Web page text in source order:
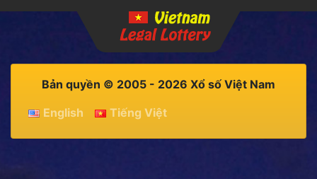
Bản quyền © 2005 - 2026 Xổ số Việt Nam
English
Tiếng Việt